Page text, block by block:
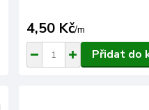
4,50 Kč/m
Přidat do